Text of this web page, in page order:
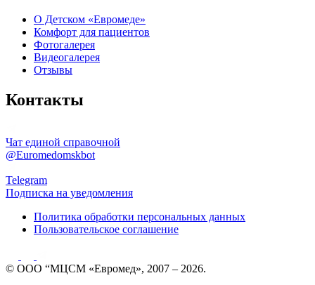
О Детском «Евромеде»
Комфорт для пациентов
Фотогалерея
Видеогалерея
Отзывы
Контакты
Чат единой справочной
@Euromedomskbot
Telegram
Подписка на уведомления
Политика обработки персональных данных
Пользовательское соглашение
© ООО “МЦСМ «Евромед», 2007 – 2026.